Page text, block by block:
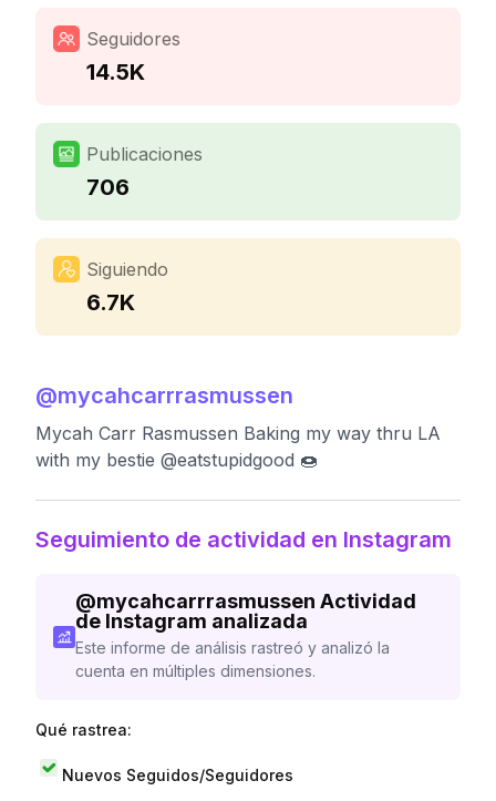
Seguidores
14.5K
Publicaciones
706
Siguiendo
6.7K
@mycahcarrrasmussen
Mycah Carr Rasmussen Baking my way thru LA
with my bestie @eatstupidgood 🍩
Seguimiento de actividad en Instagram
@mycahcarrrasmussen Actividad
de Instagram analizada
Este informe de análisis rastreó y analizó la
cuenta en múltiples dimensiones.
Qué rastrea:
Nuevos Seguidos/Seguidores